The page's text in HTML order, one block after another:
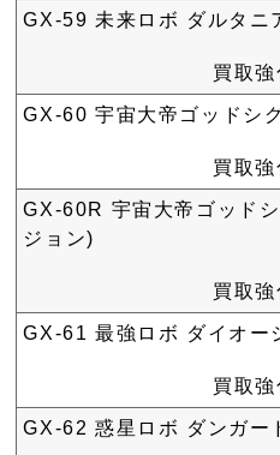
GX-59 未来ロボ ダルタニ
買取強
GX-60 宇宙大帝ゴッドシ
買取強
GX-60R 宇宙大帝ゴッド
ジョン)
買取強
GX-61 最強ロボ ダイオー
買取強
GX-62 惑星ロボ ダンガー